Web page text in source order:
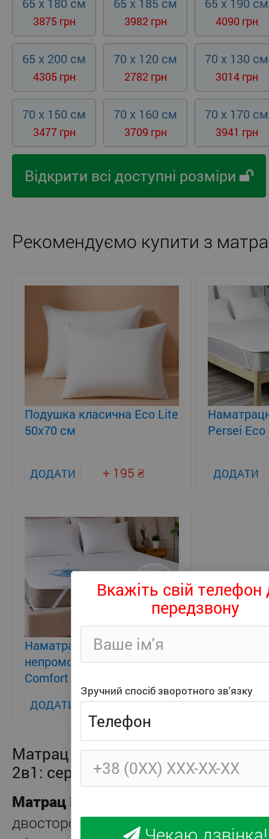
65 x 180 см
3875 грн
65 x 185 см
3982 грн
65 x 190 см
4090 грн
65 x 200 см
4305 грн
70 x 120 см
2782 грн
70 x 130 см
3014 грн
70 x 150 см
3477 грн
70 x 160 см
3709 грн
70 x 170 см
3941 грн
Відкрити всі доступні розміри
Рекомендуємо купити з
Подушка класична Eco Lite
50x70 см
ДОДАТИ + 195
Persei
ДОДАТИ
Наматрацник
непромокаючий Persei
Comfort Lite
ДОДАТИ + 381
Матрац Persei Relax Vita Cocos /
2в1: середня та помірно-жорстка
Матрац Persei Relax Vita Cocos
двостороння модель для
Вкажіть свій телефон
передзвону
Зручний спосіб зворотного зв'язку